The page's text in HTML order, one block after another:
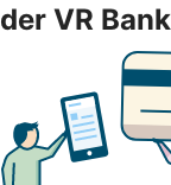
der VR